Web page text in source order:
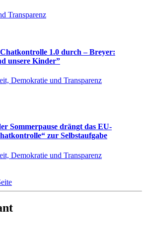
Transparenz
1.0 durch – Breyer:
unsere Kinder”
Demokratie und Transparenz
Sommerpause drängt das EU-
zur Selbstaufgabe
Demokratie und Transparenz